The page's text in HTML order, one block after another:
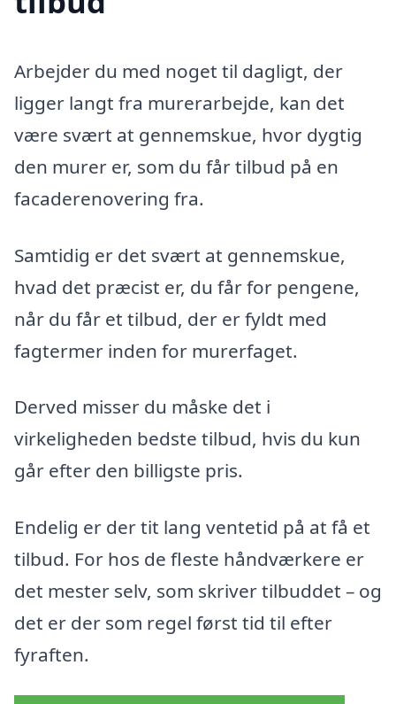
Arbejder du med noget til dagligt, der
ligger langt fra murerarbejde, kan det
være svært at gennemskue, hvor dygtig
den murer er, som du får tilbud på en
facaderenovering fra.
Samtidig er det svært at gennemskue,
hvad det præcist er, du får for pengene,
når du får et tilbud, der er fyldt med
fagtermer inden for murerfaget.
Derved misser du måske det i
virkeligheden bedste tilbud, hvis du kun
går efter den billigste pris.
Endelig er der tit lang ventetid på at få et
tilbud. For hos de fleste håndværkere er
det mester selv, som skriver tilbuddet – og
det er der som regel først tid til efter
fyraften.